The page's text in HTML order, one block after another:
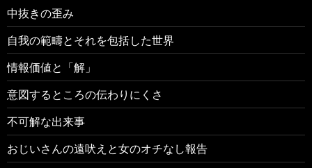
中抜きの歪み
自我の範疇とそれを包括した世界
情報価値と「解」
意図するところの伝わりにくさ
不可解な出来事
おじいさんの遠吠えと女のオチなし報告